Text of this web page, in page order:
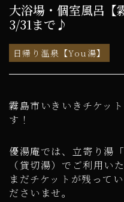
大浴場・個室風呂【
3/31まで♪
日帰り温泉【You湯】
霧島市いきいきチケッ
す！
優湯庵では、立寄り湯
（貸切湯）でご利用い
まだチケットが残って
ださいませ。